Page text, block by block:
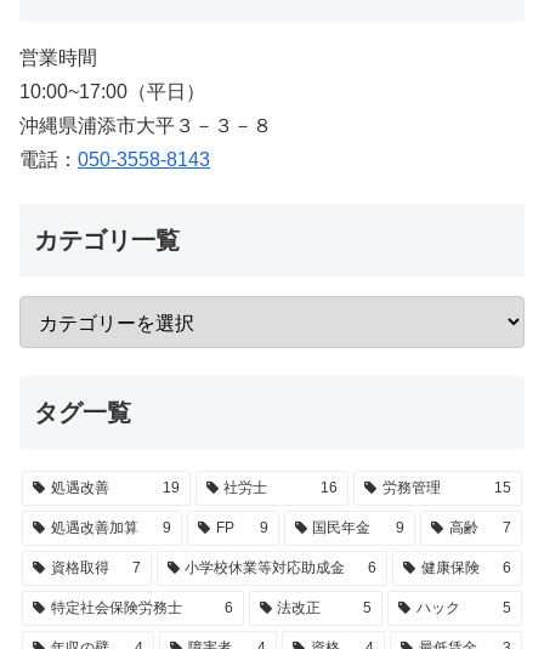
営業時間
10:00~17:00（平日）
沖縄県浦添市大平３－３－８
電話： 050-3558-8143
カテゴリ一覧
タグ一覧
処遇改善 19 社労士 16 労務管理 15
処遇改善加算 9 FP 9 国民年金 9 高齢 7
資格取得 7 小学校休業等対応助成金 6 健康保険 6
特定社会保険労務士 6 法改正 5 ハック 5